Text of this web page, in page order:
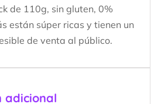
de 110g, sin gluten, 0%
están súper ricas y tienen un
de venta al público.
adicional